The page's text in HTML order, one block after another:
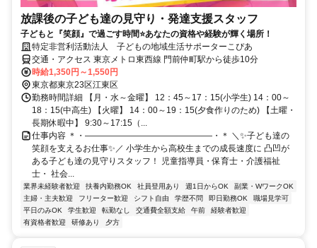
放課後の子ども達の見守り・発達支援スタッフ
子どもと『笑顔』で過ごす時間⭐あなたの資格や経験が輝く場所！
特定非営利活動法人 子どもの地域生活サポーターこぴあ
交通・アクセス 東京メトロ東西線 門前仲町駅から徒歩10分
時給1,350円～1,550円
東京都東京23区江東区
勤務時間詳細 【月・水～金曜】 12：45～17：15(小学生) 14：00～
18：15(中高生) 【火曜】 14：00～19：15(夕食作りのため) 【土曜・
長期休暇中】 9:30～17:15（...
仕事内容 ＊・―――――――――――――――・＊ ＼✨子ども達の
笑顔を支えるお仕事✨／ 小学生から高校生までの成長速度に 凸凹が
ある子ども達の見守りスタッフ！ 児童指導員・保育士・介護福祉
士・ 社会...
業界未経験者歓迎 扶養内勤務OK 社員登用あり 週1日からOK
副業・WワークOK
主婦・主夫歓迎
フリーター歓迎 シフト自由 学歴不問 即日勤務OK
職場見学可
平日のみOK
学生歓迎 転勤なし 交通費全額支給 午前
経験者歓迎
有資格者歓迎
研修あり 夕方